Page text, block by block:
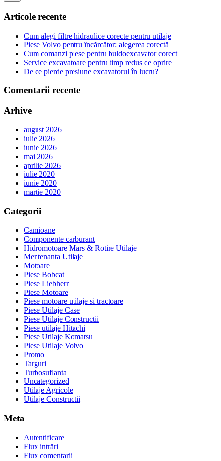
Articole recente
Cum alegi filtre hidraulice corecte pentru utilaje
Piese Volvo pentru încărcător: alegerea corectă
Cum comanzi piese pentru buldoexcavator corect
Service excavatoare pentru timp redus de oprire
De ce pierde presiune excavatorul în lucru?
Comentarii recente
Arhive
august 2026
iulie 2026
iunie 2026
mai 2026
aprilie 2026
iulie 2020
iunie 2020
martie 2020
Categorii
Camioane
Componente carburant
Hidromotoare Mars & Rotire Utilaje
Mentenanta Utilaje
Motoare
Piese Bobcat
Piese Liebherr
Piese Motoare
Piese motoare utilaje si tractoare
Piese Utilaje Case
Piese Utilaje Constructii
Piese utilaje Hitachi
Piese Utilaje Komatsu
Piese Utilaje Volvo
Promo
Targuri
Turbosuflanta
Uncategorized
Utilaje Agricole
Utilaje Constructii
Meta
Autentificare
Flux intrări
Flux comentarii